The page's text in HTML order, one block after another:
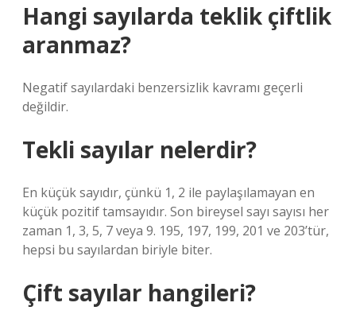
Hangi sayılarda teklik çiftlik
aranmaz?
Negatif sayılardaki benzersizlik kavramı geçerli
değildir.
Tekli sayılar nelerdir?
En küçük sayıdır, çünkü 1, 2 ile paylaşılamayan en
küçük pozitif tamsayıdır. Son bireysel sayı sayısı her
zaman 1, 3, 5, 7 veya 9. 195, 197, 199, 201 ve 203’tür,
hepsi bu sayılardan biriyle biter.
Çift sayılar hangileri?